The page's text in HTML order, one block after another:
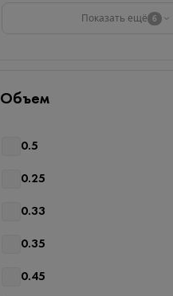
Показать ещё 6
Объем
0.5
0.25
0.33
0.35
0.45